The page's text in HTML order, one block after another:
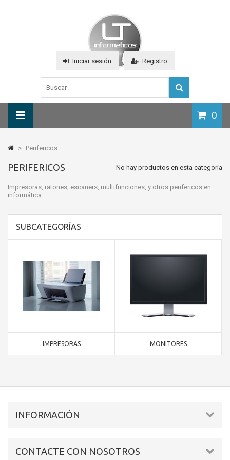
Iniciar sesión Registro
0
> Perifericos
PERIFERICOS No hay productos en esta categoría
Impresoras, ratones, escaners, multifunciones, y otros perifericos en
informática
SUBCATEGORÍAS
IMPRESORAS MONITORES
INFORMACIÓN
CONTACTE CON NOSOTROS